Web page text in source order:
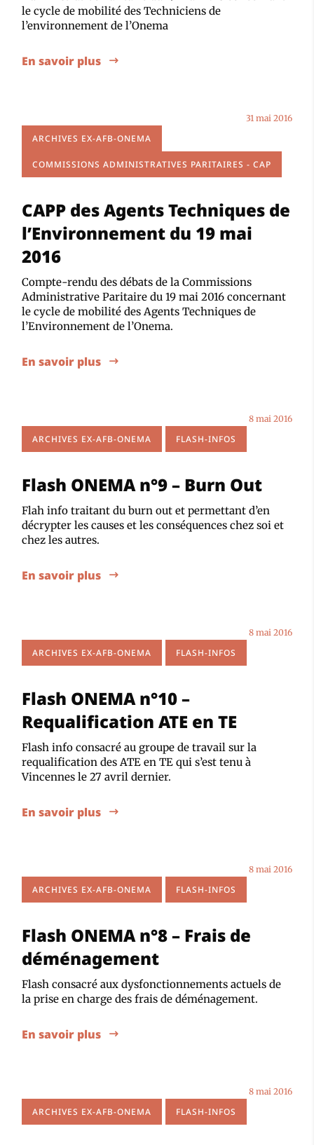
le cycle de mobilité des Techniciens de
l’environnement de l’Onema
En savoir plus
ARCHIVES EX-AFB-ONEMA
COMMISSIONS ADMINISTRATIVES PARITAIRES - CAP
31 mai 2016
CAPP des Agents Techniques de
l’Environnement du 19 mai
2016
Compte-rendu des débats de la Commissions
Administrative Paritaire du 19 mai 2016 concernant
le cycle de mobilité des Agents Techniques de
l’Environnement de l’Onema.
En savoir plus
ARCHIVES EX-AFB-ONEMA FLASH-INFOS
8 mai 2016
Flash ONEMA n°9 – Burn Out
Flah info traitant du burn out et permettant d’en
décrypter les causes et les conséquences chez soi et
chez les autres.
En savoir plus
ARCHIVES EX-AFB-ONEMA FLASH-INFOS
8 mai 2016
Flash ONEMA n°10 –
Requalification ATE en TE
Flash info consacré au groupe de travail sur la
requalification des ATE en TE qui s’est tenu à
Vincennes le 27 avril dernier.
En savoir plus
ARCHIVES EX-AFB-ONEMA FLASH-INFOS
8 mai 2016
Flash ONEMA n°8 – Frais de
déménagement
Flash consacré aux dysfonctionnements actuels de
la prise en charge des frais de déménagement.
En savoir plus
ARCHIVES EX-AFB-ONEMA FLASH-INFOS
8 mai 2016